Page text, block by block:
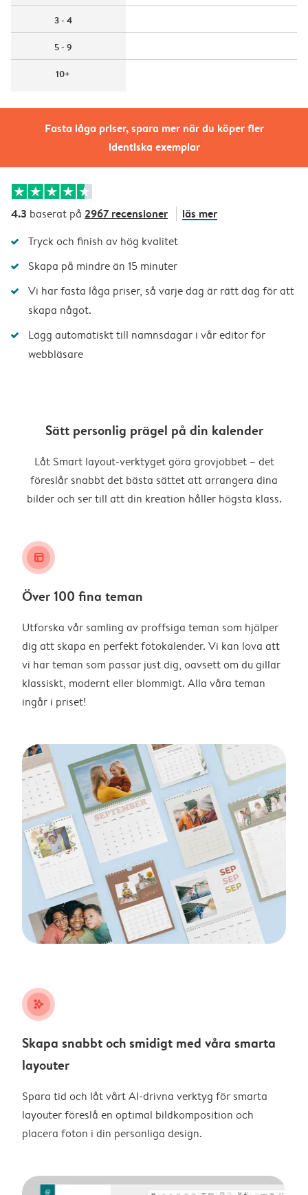
Fasta låga priser, spara mer när du köper fler
identiska exemplar
3 - 4
5 - 9
10+
4.3 baserat på 2967 recensioner läs mer
Tryck och finish av hög kvalitet
Skapa på mindre än 15 minuter
Vi har fasta låga priser, så varje dag är rätt dag för att
skapa något.
Lägg automatiskt till namnsdagar i vår editor för
webbläsare
Sätt personlig prägel på din kalender
Låt Smart layout-verktyget göra grovjobbet – det
föreslår snabbt det bästa sättet att arrangera dina
bilder och ser till att din kreation håller högsta klass.
layout_alt
Över 100 fina teman
Utforska vår samling av proffsiga teman som hjälper
dig att skapa en perfekt fotokalender. Vi kan lova att
vi har teman som passar just dig, oavsett om du gillar
klassiskt, modernt eller blommigt. Alla våra teman
ingår i priset!
stars_plus
Skapa snabbt och smidigt med våra smarta
layouter
Spara tid och låt vårt AI-drivna verktyg för smarta
layouter föreslå en optimal bildkomposition och
placera foton i din personliga design.